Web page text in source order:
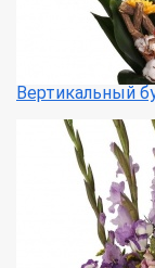
Вертикальный